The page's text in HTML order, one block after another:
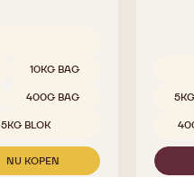
10KG BAG
400G BAG
5KG BLOK
NU KOPEN
-